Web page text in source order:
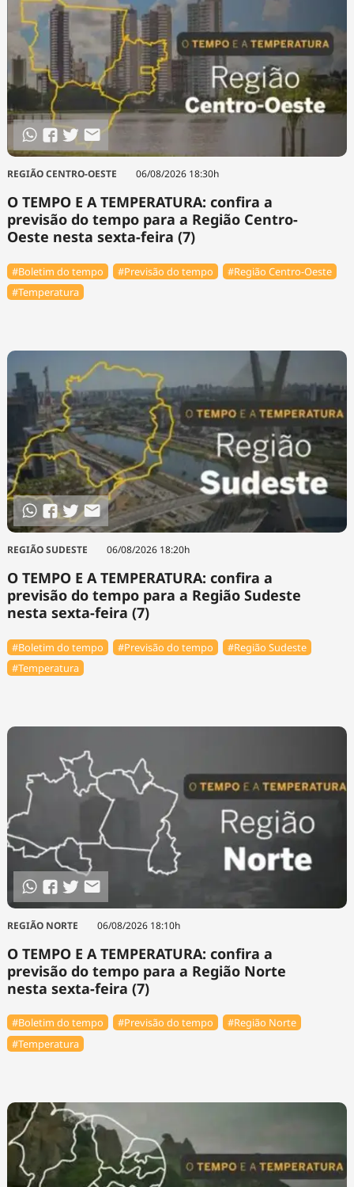
REGIÃO CENTRO-OESTE 06/08/2026 18:30h
O TEMPO E A TEMPERATURA: confira a
previsão do tempo para a Região Centro-
Oeste nesta sexta-feira (7)
#Boletim do tempo #Previsão do tempo
#Região Centro-Oeste
#Temperatura
REGIÃO SUDESTE 06/08/2026 18:20h
O TEMPO E A TEMPERATURA: confira a
previsão do tempo para a Região Sudeste
nesta sexta-feira (7)
#Boletim do tempo #Previsão do tempo
#Região Sudeste
#Temperatura
REGIÃO NORTE 06/08/2026 18:10h
O TEMPO E A TEMPERATURA: confira a
previsão do tempo para a Região Norte
nesta sexta-feira (7)
#Boletim do tempo #Previsão do tempo
#Região Norte
#Temperatura